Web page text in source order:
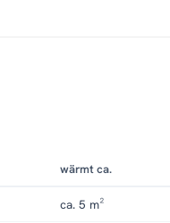
wärmt ca.
ca. 5 m²